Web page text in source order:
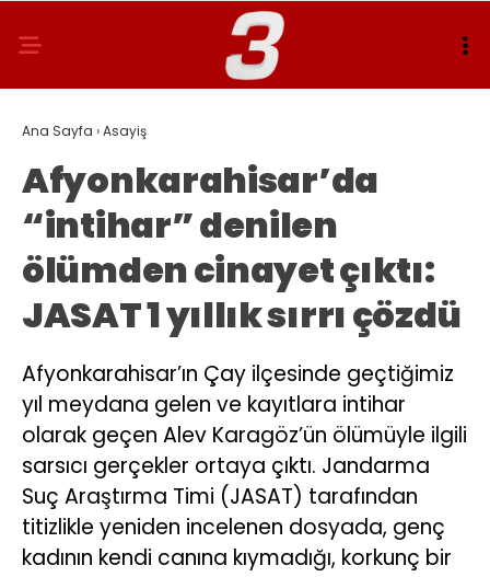
Ana Sayfa ›Asayiş
Afyonkarahisar’da
“intihar” denilen
ölümden cinayet çıktı:
JASAT 1 yıllık sırrı çözdü
Afyonkarahisar’ın Çay ilçesinde geçtiğimiz
yıl meydana gelen ve kayıtlara intihar
olarak geçen Alev Karagöz’ün ölümüyle ilgili
sarsıcı gerçekler ortaya çıktı. Jandarma
Suç Araştırma Timi (JASAT) tarafından
titizlikle yeniden incelenen dosyada, genç
kadının kendi canına kıymadığı, korkunç bir